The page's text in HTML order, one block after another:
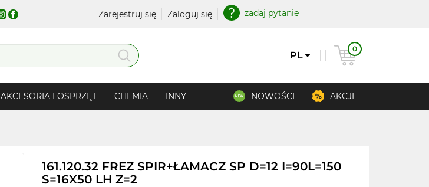
Zarejestruj się Zaloguj się zadaj pytanie
PL
0
AKCESORIA I OSPRZĘT CHEMIA INNY NOWOŚCI AKCJE
161.120.32 FREZ SPIR+ŁAMACZ SP D=12 I=90L=150
S=16X50 LH Z=2